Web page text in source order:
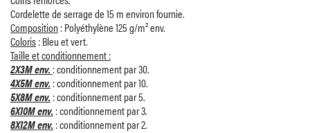
Cordelette de serrage de 15 m environ fournie.
Composition: Polyéthylène 125 g/m² env.
Coloris: Bleu et vert.
Taille et conditionnement :
2X3M env. : conditionnement par 30.
4X5M env. : conditionnement par 10.
5X8M env. : conditionnement par 5.
6X10M env. : conditionnement par 3.
8X12M env. : conditionnement par 2.